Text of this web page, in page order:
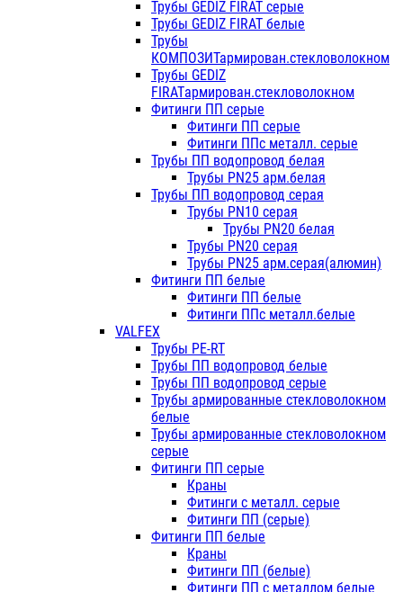
Трубы GEDIZ FIRAT серые
Трубы GEDIZ FIRAT белые
Трубы
КОМПОЗИТармирован.стекловолокном
Трубы GEDIZ
FIRATармирован.стекловолокном
Фитинги ПП серые
Фитинги ПП серые
Фитинги ППс металл. серые
Трубы ПП водопровод белая
Трубы PN25 арм.белая
Трубы ПП водопровод серая
Трубы PN10 серая
Трубы PN20 белая
Трубы PN20 серая
Трубы PN25 арм.серая(алюмин)
Фитинги ПП белые
Фитинги ПП белые
Фитинги ППс металл.белые
VALFEX
Трубы PE-RT
Трубы ПП водопровод белые
Трубы ПП водопровод серые
Трубы армированные стекловолокном
белые
Трубы армированные стекловолокном
серые
Фитинги ПП серые
Краны
Фитинги с металл. серые
Фитинги ПП (серые)
Фитинги ПП белые
Краны
Фитинги ПП (белые)
Фитинги ПП с металлом белые